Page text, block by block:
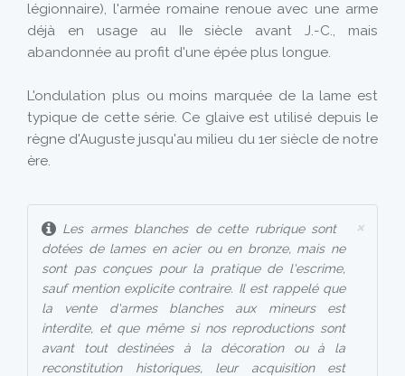
légionnaire), l'armée romaine renoue avec une arme
déjà en usage au IIe siècle avant J.-C., mais
abandonnée au profit d'une épée plus longue.
L'ondulation plus ou moins marquée de la lame est
typique de cette série. Ce glaive est utilisé depuis le
règne d'Auguste jusqu'au milieu du 1er siècle de notre
ère.
×
Les armes blanches de cette rubrique sont
dotées de lames en acier ou en bronze, mais ne
sont pas conçues pour la pratique de l'escrime,
sauf mention explicite contraire. Il est rappelé que
la vente d'armes blanches aux mineurs est
interdite, et que même si nos reproductions sont
avant tout destinées à la décoration ou à la
reconstitution historiques, leur acquisition est